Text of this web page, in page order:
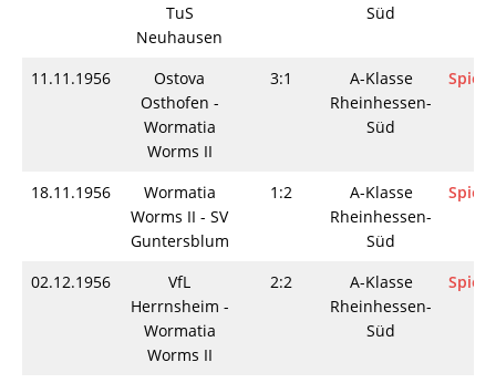
TuS
Neuhausen
Süd
11.11.1956
Ostova
Osthofen -
Wormatia
Worms II
3:1
A-Klasse
Rheinhessen-
Süd
18.11.1956
Wormatia
Worms II - SV
Guntersblum
1:2
A-Klasse
Rheinhessen-
Süd
02.12.1956
VfL
Herrnsheim -
Wormatia
Worms II
2:2
A-Klasse
Rheinhessen-
Süd